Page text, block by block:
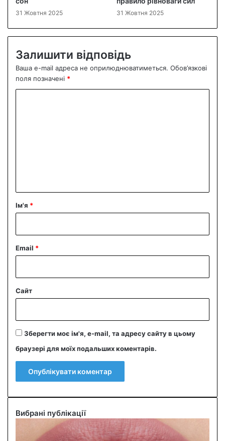
31 Жовтня 2025 31 Жовтня 2025
Залишити відповідь
Ваша e-mail адреса не оприлюднюватиметься. Обов’язкові
поля позначені *
рІм'я *
Email *
Сайт
Зберегти моє ім'я, e-mail, та адресу сайту в цьому
браузері для моїх подальших коментарів.
Вибрані публікації